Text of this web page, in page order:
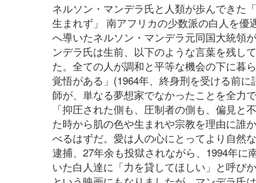
ネルソン・マンデラ氏と人類が歩んできた
生まれず」 南アフリカの少数派の白人を
へ導いたネルソン・マンデラ元同国大統領
ンデラ氏は生前、以下のような言葉を残し
た。全ての人が調和と平等な機会の下に暮
覚悟がある」(1964年、終身刑を受ける前
師が、単なる夢想家でなかったことを全力
「抑圧された側も、圧制者の側も、偏見
た時から肌の色や生まれや宗教を理由に誰
べるはずだ。愛は人の心にとってより自然
逮捕、27年余も投獄されながら、1994年
いた白人達に「力を貸してほしい」と呼び